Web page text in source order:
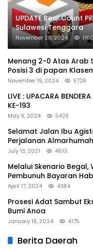
UPDATE Real Count
Sulawesi Tenggara
November 28, 2024
Menang 2-0 Atas Arab
Posisi 3 di papan
November 19, 2024 5728
LIVE : UPACARA
KE-193
May 9, 2024 5425
Selamat Jalan Ibu
Perjalanan
Terakhir
July 13, 2021 4613
Melalui Skenario Begal,
Pembunuh Bayaran
April 17, 2024 4384
Prosesi Adat Sambut
Bumi Anoa
January 18, 2024 4175
Berita Daerah